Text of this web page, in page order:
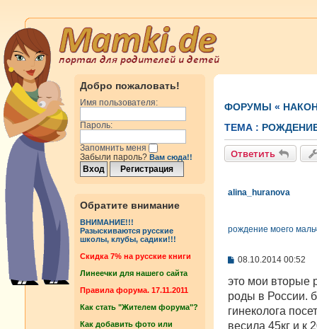
Добро пожаловать!
Имя пользователя:
Пароль:
Запомнить меня
Забыли пароль? Вам сюда!!
Обратите внимание
ВНИМАНИЕ!!!
Разыскиваются русские
школы, клубы, садики!!!
Cкидка 7% на русские книги
Линеечки для нашего сайта
Правила форума. 17.11.2011
Как стать "Жителем форума"?
Как добавить фото или
ФОРУМЫ «
ТЕМА :
Ответить
alina_huranova
рождение моего
С
о
щ
е
08.10.2014 00:52
это мои вторые
роды в России.
гинеколога
весила 45кг и к